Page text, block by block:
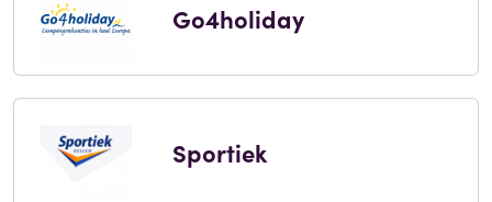
Go4holiday
Sportiek